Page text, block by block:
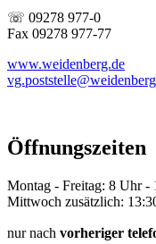
☏ 09278 977-0
Fax 09278 977-77
www.weidenberg.de
Öffnungszeiten
Montag - Freitag: 8 Uhr -
Mittwoch zusätzlich:
nur nach vorheriger